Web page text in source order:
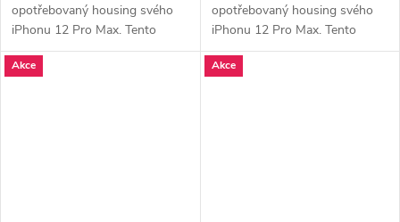
opotřebovaný housing svého
iPhonu 12 Pro Max. Tento
náhradní díl obsahuje logo
Apple a precizní design, který
opotřebovaný housing svého
iPhonu 12 Pro Max. Tento
náhradní díl obsahuje logo
Apple a precizní design, který
Akce Akce